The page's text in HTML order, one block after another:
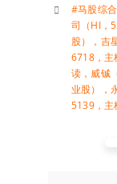
#马股综
司（HI，
股）
， 吉
6718，主
读 ，威铖
业股）
，
5139，主